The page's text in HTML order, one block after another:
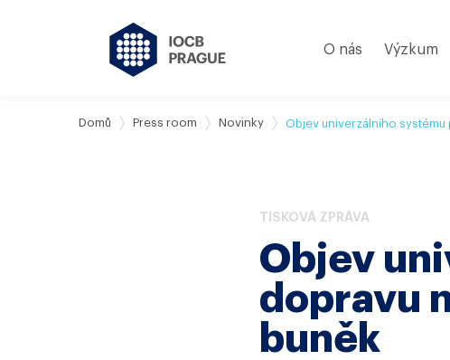
O nás Výzkum
Domů Press room Novinky Objev univerzálního
TISKOVÁ ZPRÁVA
Objev
dopravu
buněk